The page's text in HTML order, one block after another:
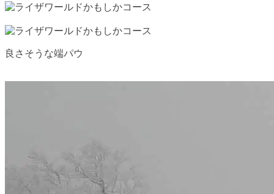
良さそうな端パウ